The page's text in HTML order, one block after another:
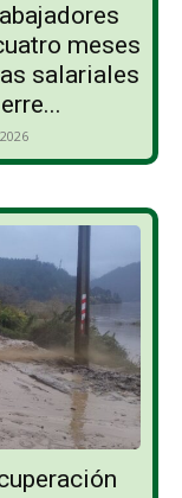
meses
salariales